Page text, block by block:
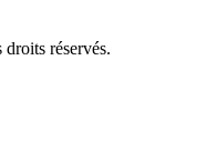
réservés.